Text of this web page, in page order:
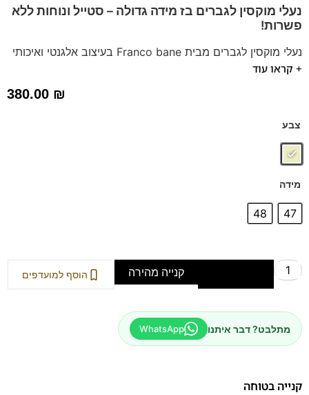
נעלי מוקסין לגברים בז מידה גדולה – סטייל ונוחות ללא
פשרות!
נעלי מוקסין לגברים מבית Franco bane בעיצוב אלגנטי ואיכותי
בצבע בז מושלם. עשויות מזמש משובח, עם סוליה רכה וגמישה
מושלמת לכף הרגל. מושלמות לכל אירוע, יום או ערב. הזמינו
+ קראו עוד
380.00 ₪
צבע
מידה
47
48
הוסף למועדפים קנייה מהירה
מתלבט? דבר איתנו WhatsApp
קנייה בטוחה